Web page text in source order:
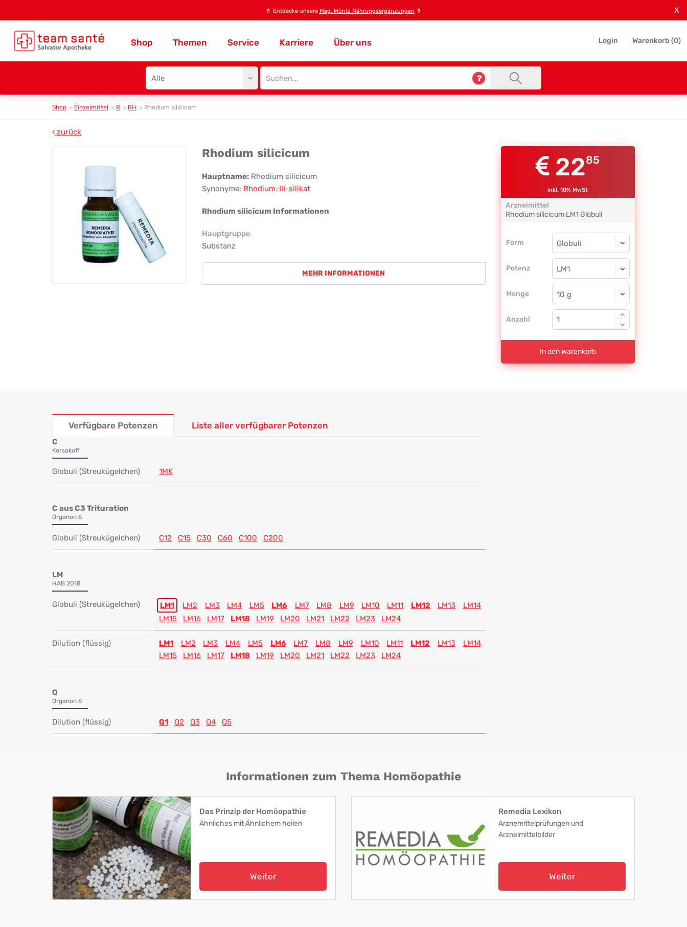
💊 Entdecke unsere Mag. Müntz Nahrungsergänzungen 💊 X
Shop Themen Service Karriere Über uns Login Warenkorb (0)
Search
type
Site
search
Shop Einzelmittel R RH Rhodium silicicum
zurück
Rhodium
silicicum
Rhodium silicicum
Hauptname: Rhodium silicicum
Synonyme: Rhodium-III-silikat
Rhodium silicicum Informationen
Hauptgruppe
Substanz
MEHR INFORMATIONEN
2285
inkl. 10% MwSt
Arzneimittel
Rhodium silicicum LM1 Globuli
Form
Form
Potenz
Globuli
LM1
Menge
Globuli
Anzahl
In den Warenkorb
Verfügbare Potenzen Liste aller verfügbarer Potenzen
C
Korsakoff
Globuli (Streukügelchen) 1MK
C aus C3 Trituration
Organon 6
Globuli (Streukügelchen) C12 C15 C30 C60 C100 C200
LM
HAB 2018
Globuli (Streukügelchen) LM1 LM2 LM3 LM4 LM5 LM6 LM7 LM8 LM9 LM10 LM11 LM12 LM13
LM14
LM15
LM16 LM17 LM18 LM19 LM20 LM21 LM22 LM23 LM24
Dilution (flüssig) LM1 LM2 LM3 LM4 LM5 LM6 LM7 LM8 LM9 LM10 LM11 LM12 LM13
LM14
LM15
LM16 LM17 LM18 LM19 LM20 LM21 LM22 LM23 LM24
Q
Organon 6
Dilution (flüssig) Q1 Q2 Q3 Q4 Q5
Informationen zum Thema Homöopathie
Das Prinzip der Homöopathie
Ähnliches mit Ähnlichem heilen
Weiter
Remedia Lexikon
Arznemittelprüfungen und
Arzneimittelbilder
Weiter